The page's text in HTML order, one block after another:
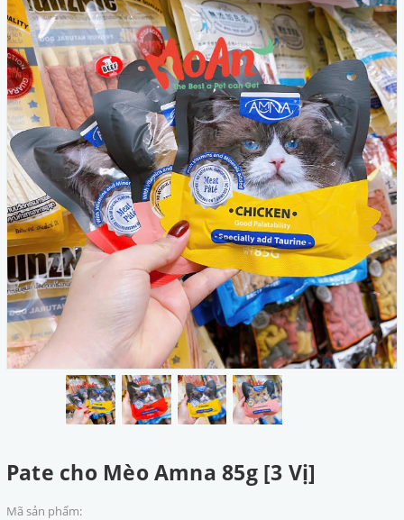
Pate cho Mèo Amna 85g [3 Vị]
Mã sản phẩm: